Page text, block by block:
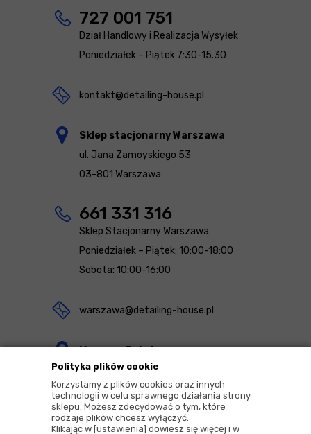
Polityka plików cookie
Korzystamy z plików cookies oraz innych
technologii w celu sprawnego działania strony
sklepu. Możesz zdecydować o tym, które
rodzaje plików chcesz wyłączyć.
Klikając w [ustawienia] dowiesz się więcej i w
727 001 751
Dział Handlowy i Realizacja Wysyłek
Poniedziałek – Piątek 7:30-15.30
kontakt@detailing-house.pl
Sklep stacjonarny Warszawa
ul. Jana Zamoyskiego 53
03-801 Warszawa
661 331 316
Sklep Stacjonarny Warszawa
Poniedziałek – Piątek: 10:00-18:00
Sobota: 10:00-16:00
warszawa@detailing-house.pl
Magazyn Rekcin
Nomos Sp. z o.o. sp.k.
ul. Agrestowa 1
83-010 Rekcin